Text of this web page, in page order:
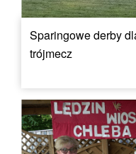
Sparingowe derby
trójmecz